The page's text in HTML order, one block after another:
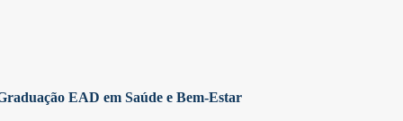
EAD em Saúde e Bem-Estar